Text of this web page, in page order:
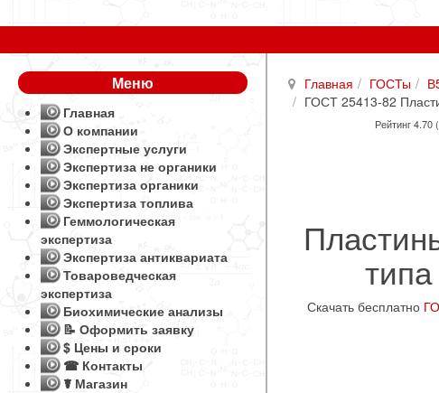
Главная ГОСТы
ГОСТ 25413-82
Рейтинг 4.70
Скачать бесплатно
Меню
Главная
О компании
Экспертные услуги
Экспертиза не органики
Экспертиза органики
Экспертиза топлива
Геммологическая
экспертиза
Экспертиза антиквариата
Товароведческая
экспертиза
Биохимические анализы
📝 Оформить заявку
$ Цены и сроки
☎ Контакты
☤ Магазин